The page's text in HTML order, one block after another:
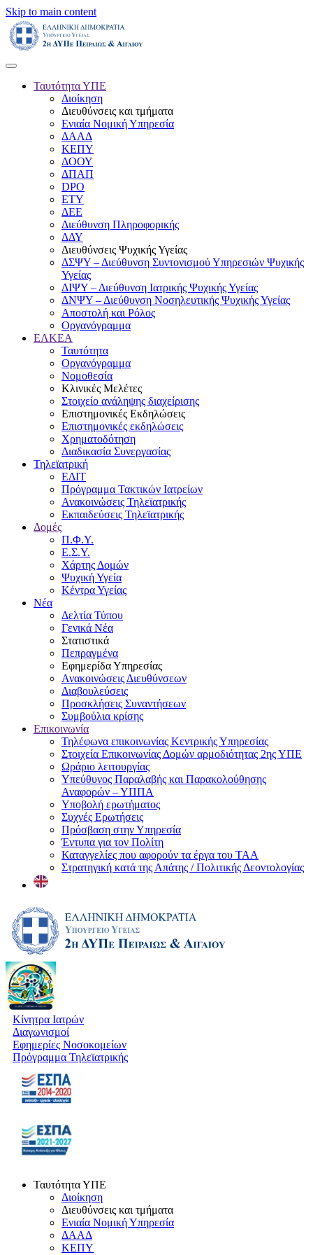
Skip to main content
Ταυτότητα ΥΠΕ
Διοίκηση
Διευθύνσεις και τμήματα
Ενιαία Νομική Υπηρεσία
ΔΑΑΔ
ΚΕΠΥ
ΔΟΟΥ
ΔΠΑΠ
DPO
ΕΤΥ
ΔΕΕ
Διεύθυνση Πληροφορικής
ΔΔΥ
Διευθύνσεις Ψυχικής Υγείας
ΔΣΨΥ – Διεύθυνση Συντονισμού Υπηρεσιών Ψυχικής
Υγείας
ΔΙΨΥ – Διεύθυνση Ιατρικής Ψυχικής Υγείας
ΔΝΨΥ – Διεύθυνση Νοσηλευτικής Ψυχικής Υγείας
Αποστολή και Ρόλος
Οργανόγραμμα
ΕΛΚΕΑ
Ταυτότητα
Οργανόγραμμα
Νομοθεσία
Κλινικές Μελέτες
Στοιχείο ανάληψης διαχείρισης
Επιστημονικές Εκδηλώσεις
Επιστημονικές εκδηλώσεις
Χρηματοδότηση
Διαδικασία Συνεργασίας
Τηλεϊατρική
ΕΔΙΤ
Πρόγραμμα Τακτικών Ιατρείων
Ανακοινώσεις Τηλεϊατρικής
Εκπαιδεύσεις Τηλεϊατρικής
Δομές
Π.Φ.Υ.
Ε.Σ.Υ.
Χάρτης Δομών
Ψυχική Υγεία
Κέντρα Υγείας
Νέα
Δελτία Τύπου
Γενικά Νέα
Στατιστικά
Πεπραγμένα
Εφημερίδα Υπηρεσίας
Ανακοινώσεις Διευθύνσεων
Διαβουλεύσεις
Προσκλήσεις Συναντήσεων
Συμβούλια κρίσης
Επικοινωνία
Τηλέφωνα επικοινωνίας Κεντρικής Υπηρεσίας
Στοιχεία Επικοινωνίας Δομών αρμοδιότητας 2ης ΥΠΕ
Ωράριο λειτουργίας
Υπεύθυνος Παραλαβής και Παρακολούθησης
Αναφορών – ΥΠΠΑ
Υποβολή ερωτήματος
Συχνές Ερωτήσεις
Πρόσβαση στην Υπηρεσία
Έντυπα για τον Πολίτη
Καταγγελίες που αφορούν τα έργα του ΤΑΑ
Στρατηγική κατά της Απάτης / Πολιτικής Δεοντολογίας
Κίνητρα Ιατρών
Διαγωνισμοί
Εφημερίες Νοσοκομείων
Πρόγραμμα Τηλεϊατρικής
Ταυτότητα ΥΠΕ
Διοίκηση
Διευθύνσεις και τμήματα
Ενιαία Νομική Υπηρεσία
ΔΑΑΔ
ΚΕΠΥ